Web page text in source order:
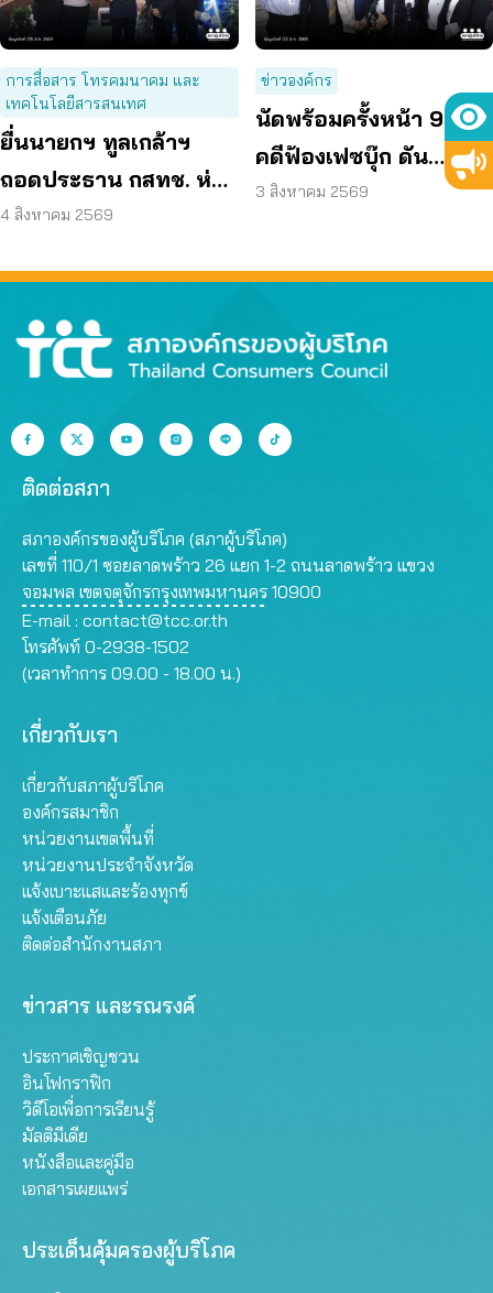
การสื่อสาร โทรคมนาคม และ
เทคโนโลยีสารสนเทศ
ยื่นนายกฯ ทูลเกล้าฯ
ถอดประธาน กสทช. ห่วง
คุ้มครองผู้บริโภคสะดุด
4 สิงหาคม 2569
ข่าวองค์กร
นัดพร้อมครั้งหน้า 9 พ.ย.
คดีฟ้องเฟซบุ๊ก ดัน
แพลตฟอร์มร่วมรับผิด
3 สิงหาคม 2569
ติดต่อสภา
สภาองค์กรของผู้บริโภค (สภาผู้บริโภค)
เลขที่ 110/1 ซอยลาดพร้าว 26 แยก 1-2 ถนนลาดพร้าว แขวง
จอมพล เขตจตุจักรกรุงเทพมหานคร 10900
E-mail : contact@tcc.or.th
โทรศัพท์ 0-2938-1502
(เวลาทำการ 09.00 - 18.00 น.)
เกี่ยวกับเรา
เกี่ยวกับสภาผู้บริโภค
องค์กรสมาชิก
หน่วยงานเขตพื้นที่
หน่วยงานประจำจังหวัด
แจ้งเบาะแสและร้องทุกข์
แจ้งเตือนภัย
ติดต่อสำนักงานสภา
ข่าวสาร และรณรงค์
ประกาศเชิญชวน
อินโฟกราฟิก
วิดีโอเพื่อการเรียนรู้
มัลติมีเดีย
หนังสือและคู่มือ
เอกสารเผยแพร่
ประเด็นคุ้มครองผู้บริโภค